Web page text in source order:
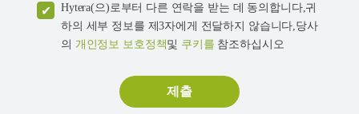
Hytera(으)로부터 다른 연락을 받는 데 동의합니다,귀
하의 세부 정보를 제3자에게 전달하지 않습니다,당사
의 개인정보 보호정책및 쿠키를 참조하십시오